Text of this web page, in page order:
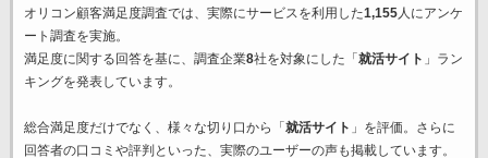
オリコン顧客満足度調査では、実際にサービスを利用した1,155人にアンケ
ート調査を実施。
満足度に関する回答を基に、調査企業8社を対象にした「 就活サイト 」ラン
キングを発表しています。
総合満足度だけでなく、様々な切り口から「 就活サイト 」を評価。さらに
回答者の口コミや評判といった、実際のユーザーの声も掲載しています。